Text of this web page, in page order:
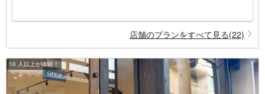
店舗のプランをすべて見る(22)
10 人以上が体験！